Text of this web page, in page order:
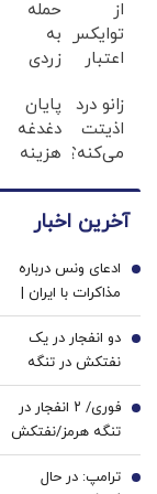
از
توایکس
اعتبار
تتری
بگیر |
فقط
وارد
حمله
به
زردی
ها با
ژل
سفید
خرید40%تخفیف
زانو درد
اذیتت
می‌کنه؟
از
که فکر
می‌کنی✅پرسشنامه
پایان
دغدغه
هزینه
پزشکی
سفید
کننده
خانگی
آخرین اخبار
ادعای ونس درباره
مذاکرات با ایران |
حاضرم مسئولیت
تلاش‌ها برای پایان
دادن به جنگ را
بپذیرم | رهبری
سیاسی ایران عمیقاً
دچار اختلاف است |
فوق‌العاده دشواری
1
دو انفجار در یک
نفتکش در تنگه
هرمز
2
فوری/ ۲ انفجار در
تنگه هرمز/نفتکش
درحال عبور از تنگه
بود/ خدمه و کشتی
3
ترامپ: در حال 4